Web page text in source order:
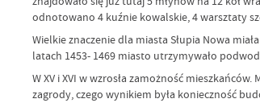
odnotowano 4 kuźnie kowalskie, 4 warsztaty
Wielkie znaczenie dla miasta Słupia Nowa
latach 1453- 1469 miasto utrzymywało
W XV i XVI w wzrosła zamożność
zagrody, czego wynikiem była konieczność